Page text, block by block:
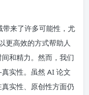
带来了许多可能性，尤
更高效的方式帮助人
和精力。然而，我们
实性。虽然 AI 论文
实性、原创性方面仍